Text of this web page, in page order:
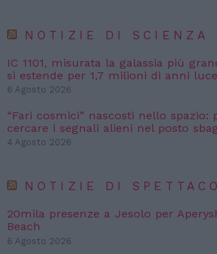
NOTIZIE DI SCIENZA
IC 1101, misurata la galassia più
si estende per 1,7 milioni di anni luce
6 Agosto 2026
“Fari cosmici” nascosti nello spazio:
cercare i segnali alieni nel posto
4 Agosto 2026
NOTIZIE DI
20mila presenze a Jesolo per
Beach
6 Agosto 2026